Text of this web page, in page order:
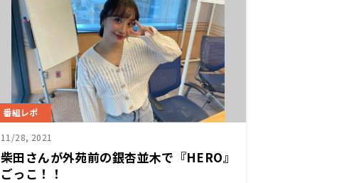
番組レポ
11/28, 2021
柴田さんが外苑前の銀杏並木で『HERO』
ごっこ！！